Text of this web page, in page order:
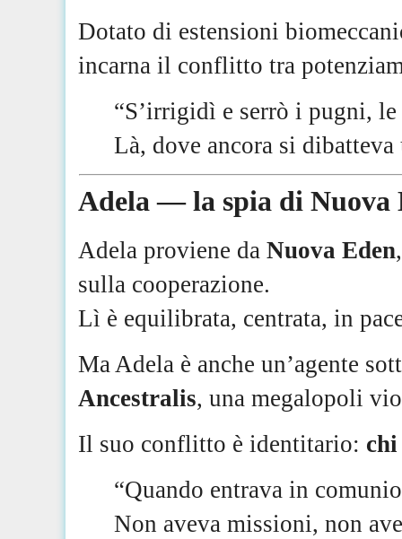
Dotato di estensioni
incarna il conflitto tra
“S’irrigidì e serrò i pugni,
Là, dove ancora si
Adela — la spia di Nuova
Adela proviene daNuova Eden
sulla cooperazione.
Lì è equilibrata, centrata, in
Ma Adela è anche un’agente
Ancestralis, una megalopoli
Il suo conflitto è identitario:
“Quando entrava in
Non aveva missioni, non